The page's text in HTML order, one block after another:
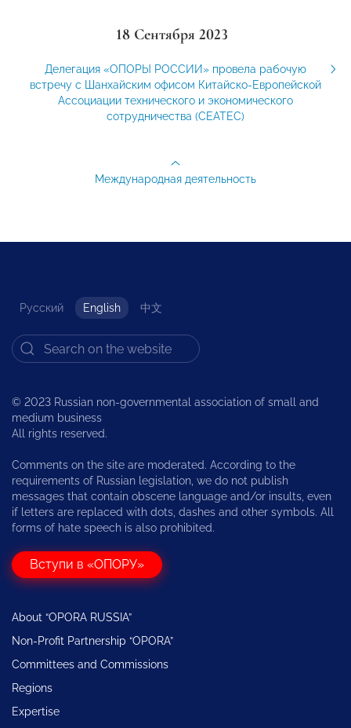
18 Сентября 2023
Делегация «ОПОРЫ РОССИИ» провела рабочую
встречу с Шанхайским офисом Китайско-Европейской
Ассоциации технического и экономического
сотрудничества (CEATEC)
Международная деятельность
Русский English 中文
© 2023 Russian non-governmental association of small and
medium business
All rights reserved.
Comments on the site are moderated. According to the
requirements of Russian legislation, we do not publish
messages that contain obscene language and/or insults, even
if letters are replaced with dots, dashes and other symbols. All
forms of hate speech is also prohibited.
Вступи в «ОПОРУ»
About “OPORA RUSSIA”
Non-Profit Partnership “OPORA”
Committees and Commissions
Regions
Expertise